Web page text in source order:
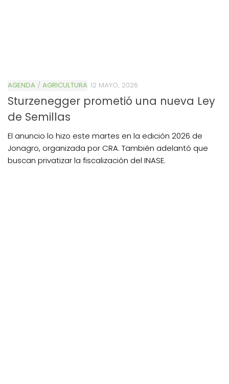
AGENDA / AGRICULTURA 12 MAYO, 2026
Sturzenegger prometió una nueva Ley
de Semillas
El anuncio lo hizo este martes en la edición 2026 de
Jonagro, organizada por CRA. También adelantó que
buscan privatizar la fiscalización del INASE.